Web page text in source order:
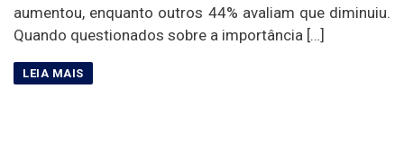
aumentou, enquanto outros 44% avaliam que diminuiu.
Quando questionados sobre a importância […]